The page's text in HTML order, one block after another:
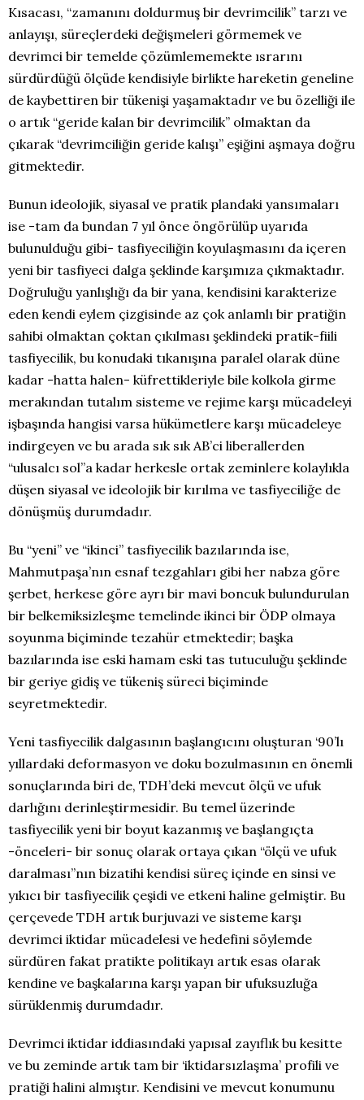
Kısacası, “zamanını doldurmuş bir devrimcilik” tarzı ve
anlayışı, süreçlerdeki değişmeleri görmemek ve
devrimci bir temelde çözümlememekte ısrarını
sürdürdüğü ölçüde kendisiyle birlikte hareketin geneline
de kaybettiren bir tükenişi yaşamaktadır ve bu özelliği ile
o artık “geride kalan bir devrimcilik” olmaktan da
çıkarak “devrimciliğin geride kalışı” eşiğini aşmaya doğru
gitmektedir.
Bunun ideolojik, siyasal ve pratik plandaki yansımaları
ise -tam da bundan 7 yıl önce öngörülüp uyarıda
bulunulduğu gibi- tasfiyeciliğin koyulaşmasını da içeren
yeni bir tasfiyeci dalga şeklinde karşımıza çıkmaktadır.
Doğruluğu yanlışlığı da bir yana, kendisini karakterize
eden kendi eylem çizgisinde az çok anlamlı bir pratiğin
sahibi olmaktan çoktan çıkılması şeklindeki pratik-fiili
tasfiyecilik, bu konudaki tıkanışına paralel olarak düne
kadar -hatta halen- küfrettikleriyle bile kolkola girme
merakından tutalım sisteme ve rejime karşı mücadeleyi
işbaşında hangisi varsa hükümetlere karşı mücadeleye
indirgeyen ve bu arada sık sık AB’ci liberallerden
“ulusalcı sol”a kadar herkesle ortak zeminlere kolaylıkla
düşen siyasal ve ideolojik bir kırılma ve tasfiyeciliğe de
dönüşmüş durumdadır.
Bu “yeni” ve “ikinci” tasfiyecilik bazılarında ise,
Mahmutpaşa’nın esnaf tezgahları gibi her nabza göre
şerbet, herkese göre ayrı bir mavi boncuk bulundurulan
bir belkemiksizleşme temelinde ikinci bir ÖDP olmaya
soyunma biçiminde tezahür etmektedir; başka
bazılarında ise eski hamam eski tas tutuculuğu şeklinde
bir geriye gidiş ve tükeniş süreci biçiminde
seyretmektedir.
Yeni tasfiyecilik dalgasının başlangıcını oluşturan ‘90’lı
yıllardaki deformasyon ve doku bozulmasının en önemli
sonuçlarında biri de, TDH’deki mevcut ölçü ve ufuk
darlığını derinleştirmesidir. Bu temel üzerinde
tasfiyecilik yeni bir boyut kazanmış ve başlangıçta
-önceleri- bir sonuç olarak ortaya çıkan “ölçü ve ufuk
daralması”nın bizatihi kendisi süreç içinde en sinsi ve
yıkıcı bir tasfiyecilik çeşidi ve etkeni haline gelmiştir. Bu
çerçevede TDH artık burjuvazi ve sisteme karşı
devrimci iktidar mücadelesi ve hedefini söylemde
sürdüren fakat pratikte politikayı artık esas olarak
kendine ve başkalarına karşı yapan bir ufuksuzluğa
sürüklenmiş durumdadır.
Devrimci iktidar iddiasındaki yapısal zayıflık bu kesitte
ve bu zeminde artık tam bir ‘iktidarsızlaşma’ profili ve
pratiği halini almıştır. Kendisini ve mevcut konumunu